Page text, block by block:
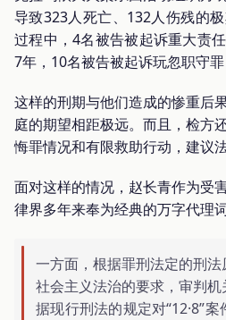
导致323人死亡、132人伤残的
过程中，4名被告被起诉重大责
7年，10名被告被起诉玩忽职守罪
这样的刑期与他们造成的惨重后
庭的期望相距极远。而且，检方
悔罪情况和有限救助行动，建议
面对这样的情况，赵长青作为受
律界多年来奉为经典的万字代理词
一方面，根据罪刑法定的刑
社会主义法治的要求，审判
据现行刑法的规定对“12·8”